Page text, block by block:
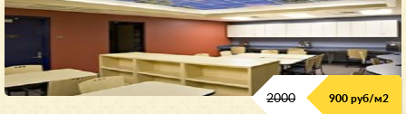
2000 900 руб/м2